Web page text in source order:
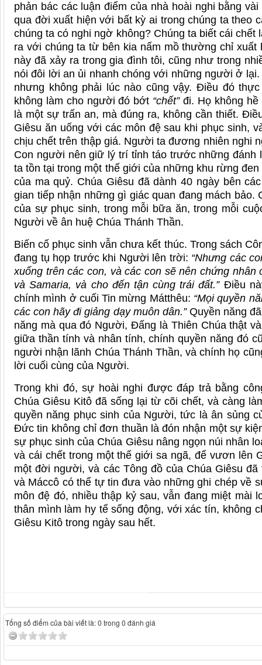
phản bác các luận điểm của nhà hoài nghi bằng
qua đời xuất hiện với bất kỳ ai trong chúng ta theo
chúng ta có nghi ngờ không? Chúng ta biết cái
ra với chúng ta từ bên kia nấm mồ thường chỉ
này đã xảy ra trong gia đình tôi, cũng như trong
nói đôi lời an ủi nhanh chóng với những người ở
nhưng không phải lúc nào cũng vậy. Điều đó
không làm cho người đó bớt “chết”đi. Họ không hề
là một sự trấn an, mà đúng ra, không cần thiết.
Giêsu ăn uống với các môn đệ sau khi phục sinh,
chịu chết trên thập giá. Người ta đương nhiên nghi
Con người nên giữ lý trí tỉnh táo trước những đánh
ta tồn tại trong một thế giới của những khu rừng
của ma quỷ. Chúa Giêsu đã dành 40 ngày bên
gian tiếp nhận những gì giác quan đang mách
của sự phục sinh, trong mỗi bữa ăn, trong mỗi
Người về ân huệ Chúa Thánh Thần.
Biến cố phục sinh vẫn chưa kết thúc. Trong sách
đang tụ họp trước khi Người lên trời: “Nhưng các
xuống trên các con, và các con sẽ nên chứng
và Samaria, và cho đến tận cùng trái đất.”Điều
chính mình ở cuối Tin mừng Mátthêu: “Mọi quyền
các con hãy đi giảng dạy muôn dân.”Quyền năng
năng mà qua đó Người, Đấng là Thiên Chúa thật
giữa thần tính và nhân tính, chính quyền năng đó
người nhận lãnh Chúa Thánh Thần, và chính họ
lời cuối cùng của Người.
Trong khi đó, sự hoài nghi được đáp trả bằng
Chúa Giêsu Kitô đã sống lại từ cõi chết, và càng
quyền năng phục sinh của Người, tức là ân sủng
Đức tin không chỉ đơn thuần là đón nhận một sự
sự phục sinh của Chúa Giêsu nâng ngọn núi nhân
và cái chết trong một thế giới sa ngã, để vươn lên
một đời người, và các Tông đồ của Chúa Giêsu
và Máccô có thể tự tin đưa vào những ghi chép về
môn đệ đó, nhiều thập kỷ sau, vẫn đang miệt mài
thân mình làm hy tế sống động, với xác tín, không
Giêsu Kitô trong ngày sau hết.
Tổng số điểm của bài viết là: 0 trong 0 đánh giá